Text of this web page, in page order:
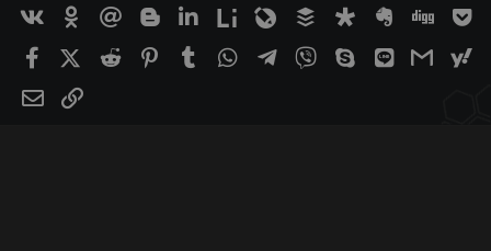
ВконтактеОдноклассники
Mail.ru BloggerLinkedin
LiveinternetLivejournal
Buffer DiasporaEvernote
Digg
FacebookX (Twitter)
Reddit PinterestTumblr WhatsAppTelegram
Viber Skype LineGmail
Электронная почта